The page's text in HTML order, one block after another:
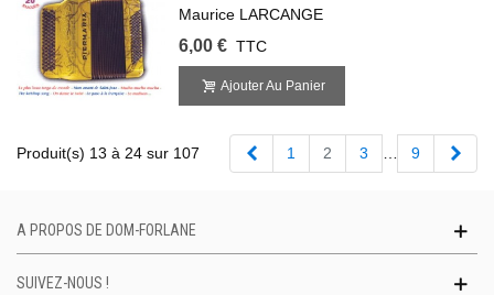
Maurice LARCANGE
6,00 € TTC
Ajouter Au Panier
Produit(s) 13 à 24 sur 107 Précédent
1 2 3 9
A PROPOS DE DOM-FORLANE
SUIVEZ-NOUS !